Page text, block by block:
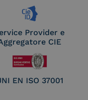
Provider e
CIE
EN ISO 37001